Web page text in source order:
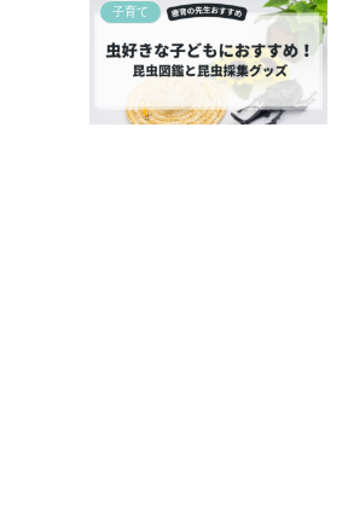
子育て